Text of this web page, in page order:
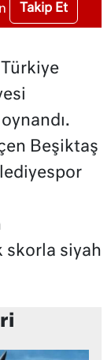
Takip Et
Beşiktaş
skorla siyah